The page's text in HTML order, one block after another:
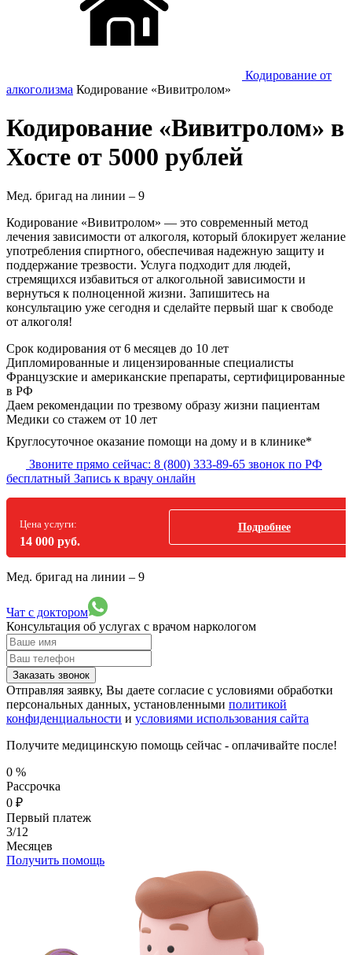
Кодирование от
алкоголизма Кодирование «Вивитролом»
Кодирование «Вивитролом» в
Хосте от 5000 рублей
Мед. бригад на линии – 9
Кодирование «Вивитролом» — это современный метод
лечения зависимости от алкоголя, который блокирует желание
употребления спиртного, обеспечивая надежную защиту и
поддержание трезвости. Услуга подходит для людей,
стремящихся избавиться от алкогольной зависимости и
вернуться к полноценной жизни. Запишитесь на
консультацию уже сегодня и сделайте первый шаг к свободе
от алкоголя!
Срок кодирования от 6 месяцев до 10 лет
Дипломированные и лицензированные специалисты
Французские и американские препараты, сертифицированные
в РФ
Даем рекомендации по трезвому образу жизни пациентам
Медики со стажем от 10 лет
Круглосуточное оказание помощи на дому и в клинике*
Звоните прямо сейчас: 8 (800) 333-89-65 звонок по РФ
бесплатный Запись к врачу онлайн
Цена услуги:
14 000 руб.
Подробнее
Мед. бригад на линии – 9
Чат с доктором
Консультация об услугах с врачом наркологом
Заказать звонок
Отправляя заявку, Вы даете согласие с условиями обработки
персональных данных, установленными политикой
конфиденциальности и условиями использования сайта
Получите медицинскую помощь сейчас - оплачивайте после!
0 %
Рассрочка
0 ₽
Первый платеж
3/12
Месяцев
Получить помощь